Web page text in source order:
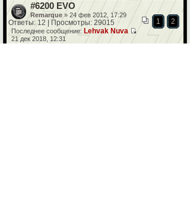
#6200 EVO
1 2
Remarque » 24 фев 2012, 17:29
Ответы: 12 | Просмотры: 29015
Последнее сообщение: Lehvak Nuva
21 дек 2018, 12:31